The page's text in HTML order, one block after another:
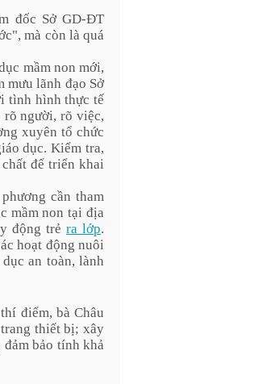
đốc Sở GD-ĐT
mà còn là quá
mầm non mới,
mưu lãnh đạo Sở
tình hình thực tế
rõ người, rõ việc,
xuyên tổ chức
dục. Kiểm tra,
để triển khai
cần tham
mầm non tại địa
động trẻra lớp.
hoạt động nuôi
an toàn, lành
điểm, bà Châu
thiết bị; xây
bảo tính khả